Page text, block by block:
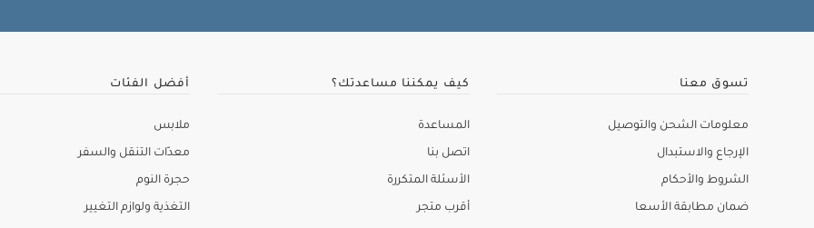
تسوق معنا
معلومات الشحن والتوصيل
الإرجاع والاستبدال
الشروط والأحكام
ضمان مطابقة الأسعا
كيف يمكننا مساعدتك؟
المساعدة
اتصل بنا
الأسئلة المتكررة
أقرب متجر
أفضل الفئات
ملابس
معدّات التنقل والسفر
حجرة النوم
التغذية ولوازم التغيير